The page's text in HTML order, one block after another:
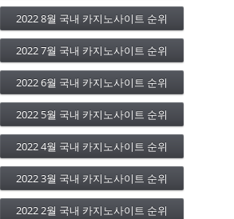
2022 8월 국내 카지노사이트 순위
2022 7월 국내 카지노사이트 순위
2022 6월 국내 카지노사이트 순위
2022 5월 국내 카지노사이트 순위
2022 4월 국내 카지노사이트 순위
2022 3월 국내 카지노사이트 순위
2022 2월 국내 카지노사이트 순위